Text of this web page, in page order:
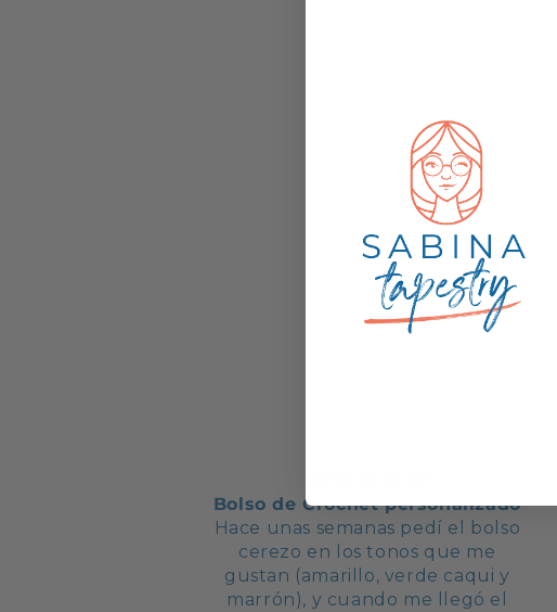
Bolso de Crochet personalizado
Hace unas semanas pedí el bolso
cerezo en los tonos que me
gustan (amarillo, verde caqui y
marrón), y cuando me llegó el